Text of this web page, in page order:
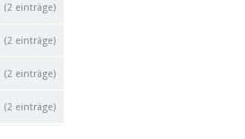
(2 einträge)
(2 einträge)
(2 einträge)
(2 einträge)